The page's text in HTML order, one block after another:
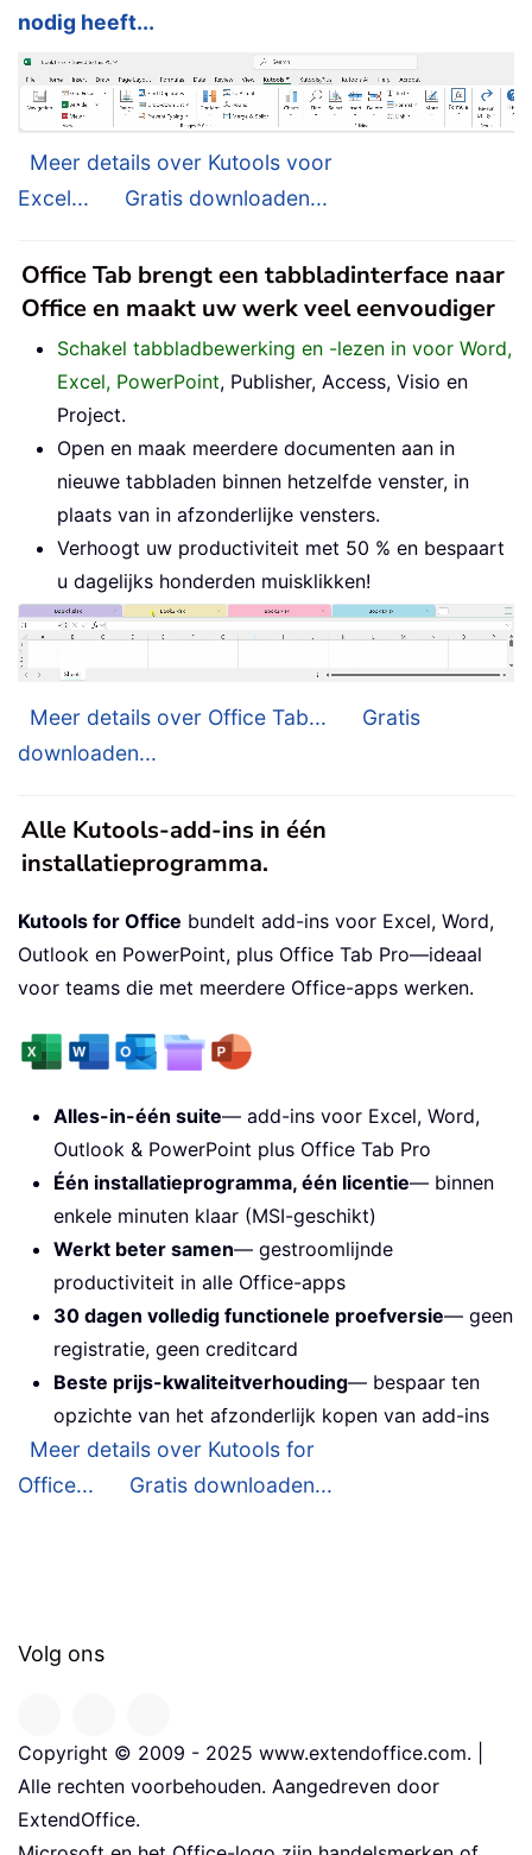
nodig heeft...
Meer details over Kutools voor
Excel...
Gratis downloaden...
Office Tab brengt een tabbladinterface naar
Office en maakt uw werk veel eenvoudiger
Schakel tabbladbewerking en -lezen in voor Word,
Excel, PowerPoint, Publisher, Access, Visio en
Project.
Open en maak meerdere documenten aan in
nieuwe tabbladen binnen hetzelfde venster, in
plaats van in afzonderlijke vensters.
Verhoogt uw productiviteit met 50 % en bespaart
u dagelijks honderden muisklikken!
Meer details over Office Tab...
Gratis
downloaden...
Alle Kutools-add-ins in één
installatieprogramma.
Kutools for Office bundelt add-ins voor Excel, Word,
Outlook en PowerPoint, plus Office Tab Pro—ideaal
voor teams die met meerdere Office-apps werken.
Alles-in-één suite— add-ins voor Excel, Word,
Outlook & PowerPoint plus Office Tab Pro
Één installatieprogramma, één licentie— binnen
enkele minuten klaar (MSI-geschikt)
Werkt beter samen— gestroomlijnde
productiviteit in alle Office-apps
30 dagen volledig functionele proefversie— geen
registratie, geen creditcard
Beste prijs-kwaliteitverhouding— bespaar ten
opzichte van het afzonderlijk kopen van add-ins
Meer details over Kutools for
Office...
Gratis downloaden...
Volg ons
Copyright © 2009 - 2025 www.extendoffice.com. |
Alle rechten voorbehouden. Aangedreven door
ExtendOffice.